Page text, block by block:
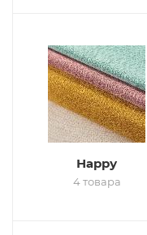
Нарру
4 товара